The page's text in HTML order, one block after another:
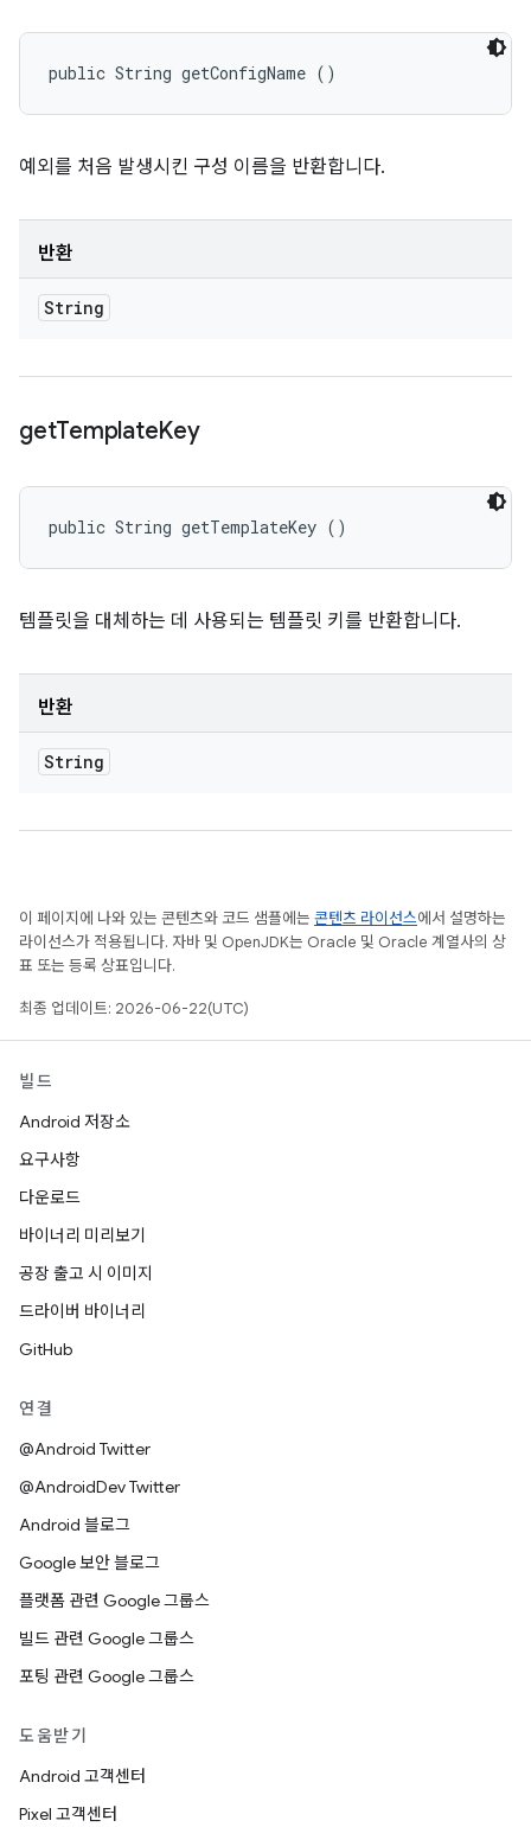
public String getConfigName ()
예외를 처음 발생시킨 구성 이름을 반환합니다.
반환
String
getTemplateKey
public String getTemplateKey ()
템플릿을 대체하는 데 사용되는 템플릿 키를 반환합니다.
반환
String
이 페이지에 나와 있는 콘텐츠와 코드 샘플에는 콘텐츠 라이선스에서 설명하는
라이선스가 적용됩니다. 자바 및 OpenJDK는 Oracle 및 Oracle 계열사의 상
표 또는 등록 상표입니다.
최종 업데이트: 2026-06-22(UTC)
빌드
Android 저장소
요구사항
다운로드
바이너리 미리보기
공장 출고 시 이미지
드라이버 바이너리
GitHub
연결
@Android Twitter
@AndroidDev Twitter
Android 블로그
Google 보안 블로그
플랫폼 관련 Google 그룹스
빌드 관련 Google 그룹스
포팅 관련 Google 그룹스
도움받기
Android 고객센터
Pixel 고객센터